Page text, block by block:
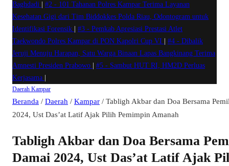
Baghdadi
#2 - 101 Tahanan Polres Kampar Terima Layanan
Kesehatan Gigi dari Tim Biddokkes Polda Riau, Odontogram untuk
Identifikasi Forensik
#3 - Pemkab Apresiasi Prestasi Atlet
Taekwondo Polres Kampar di PON Kapolri Cup VI
#4 - Dibalik
Jeruji Menuju Harapan, Satu Warga Binaan Lapas Bangkinang Terima
Amnesti Presiden Prabowo
#5 - Sambut HUT RI, HM2D Perluas
Kerjasama
Daerah Kampar
Beranda / Daerah / Kampar / Tabligh Akbar dan Doa Bersama
2024, Ust Das’at Latif Ajak Pilih Pemimpin Amanah
Tabligh Akbar dan Doa Bersama
Damai 2024, Ust Das’at Latif Ajak